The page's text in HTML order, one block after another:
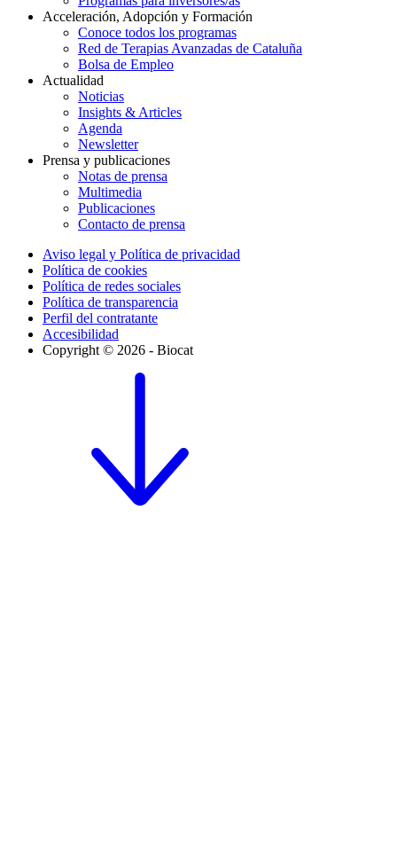
Acceleración, Adopción y Formación
Conoce todos los programas
Red de Terapias Avanzadas de Cataluña
Bolsa de Empleo
Actualidad
Noticias
Insights & Articles
Agenda
Newsletter
Prensa y publicaciones
Notas de prensa
Multimedia
Publicaciones
Contacto de prensa
Aviso legal y Política de privacidad
Política de cookies
Política de redes sociales
Política de transparencia
Perfil del contratante
Accesibilidad
Copyright © 2026 - Biocat